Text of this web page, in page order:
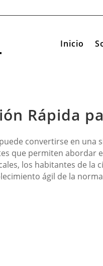
Inicio
Rápida
convertirse en
que permiten abordar
los habitantes de la
ágil de la